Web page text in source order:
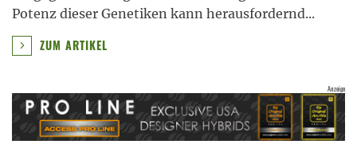
Potenz dieser Genetiken kann herausfordernd...
ZUM ARTIKEL